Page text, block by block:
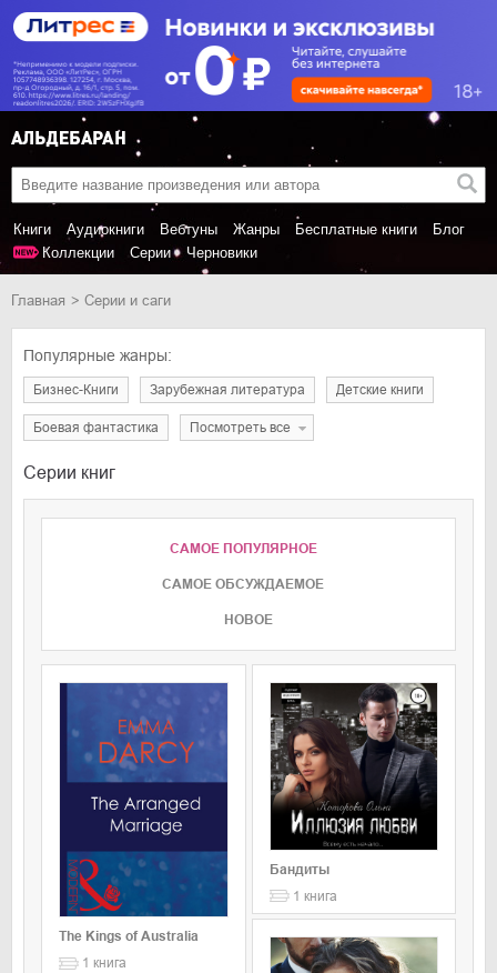
Книги Аудиокниги Вебтуны Жанры Бесплатные книги
Блог
Коллекции
Серии Черновики
Главная Серии и саги
Популярные жанры:
Бизнес-Книги Зарубежная литература Детские книги
Боевая фантастика Посмотреть все
Серии книг
САМОЕ ПОПУЛЯРНОЕ
CАМОЕ ОБСУЖДАЕМОЕ
НОВОЕ
The Kings of Australia
1 книга
Бандиты
1 книга